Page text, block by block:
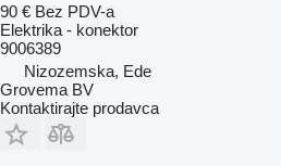
90 € Bez PDV-a
Elektrika - konektor
9006389
Nizozemska, Ede
Grovema BV
Kontaktirajte prodavca